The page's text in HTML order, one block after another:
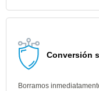
Conversión
Borramos